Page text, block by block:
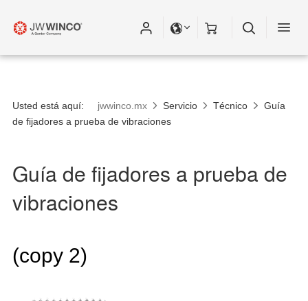
Usted está aquí: jwwinco.mx Servicio Técnico
Guía
de fijadores a prueba de vibraciones
Guía de fijadores a prueba de
vibraciones
(copy 2)